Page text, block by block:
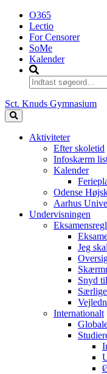
O365
Lectio
For Censorer
SoMe
Kalender
Sct. Knuds Gymnasium
Aktiviteter
Efter skoletid
Infoskærm
Kalender
Odense
Aarhus
Undervisningen
Jeg
Snyd
Internationalt